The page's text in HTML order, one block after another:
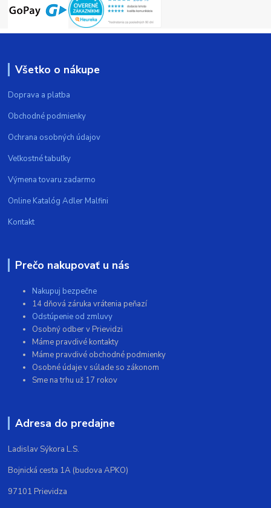
Všetko o nákupe
Doprava a platba
Obchodné podmienky
Ochrana osobných údajov
Veľkostné tabuľky
Výmena tovaru zadarmo
Online Katalóg Adler Malfini
Kontakt
Prečo nakupovať u nás
Nakupuj bezpečne
14 dňová záruka vrátenia peňazí
Odstúpenie od zmluvy
Osobný odber v Prievidzi
Máme pravdivé kontakty
Máme pravdivé obchodné podmienky
Osobné údaje v súlade so zákonom
Sme na trhu už 17 rokov
Adresa do predajne
Ladislav Sýkora L.S.
Bojnická cesta 1A (budova APKO)
97101 Prievidza